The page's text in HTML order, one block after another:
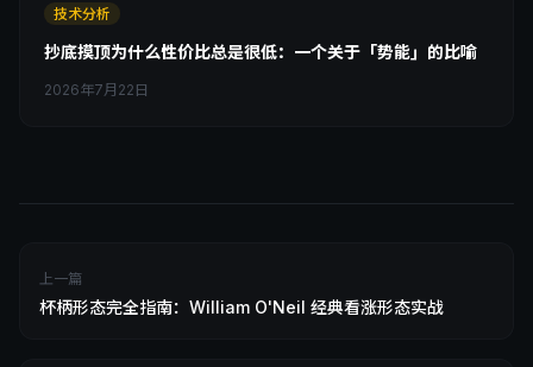
技术分析
抄底摸顶为什么性价比总是很低：一个关于「势能」的比喻
2026年7月22日
上一篇
杯柄形态完全指南：William O'Neil 经典看涨形态实战